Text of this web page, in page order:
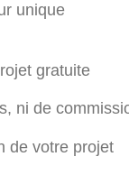
unique
gratuite
ni de
de votre projet